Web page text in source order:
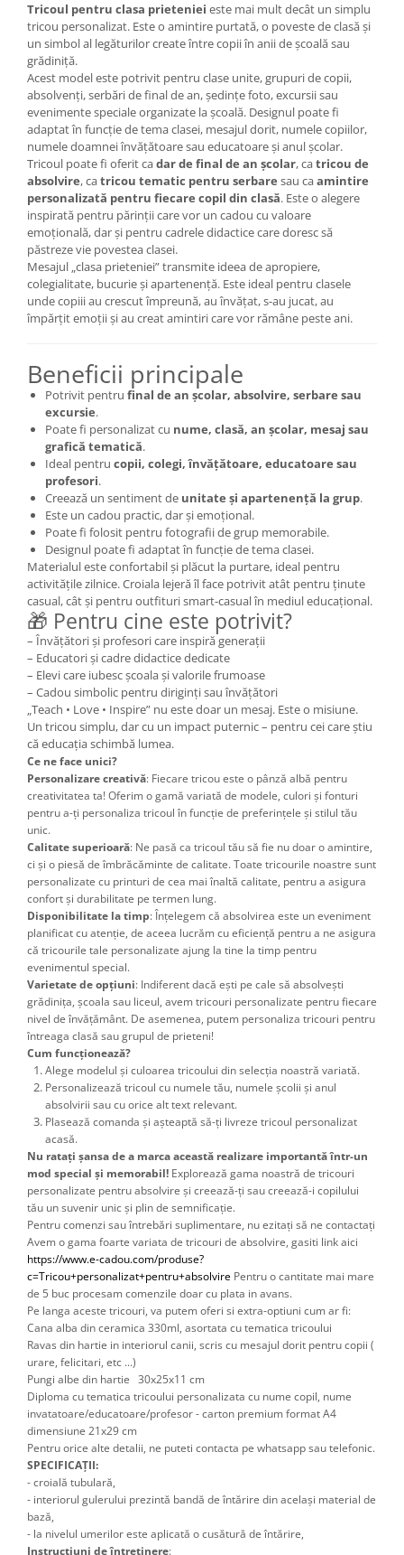
Tricoul pentru clasa prieteniei este mai mult decât un simplu
tricou personalizat. Este o amintire purtată, o poveste de clasă și
un simbol al legăturilor create între copii în anii de școală sau
grădiniță.
Acest model este potrivit pentru clase unite, grupuri de copii,
absolvenți, serbări de final de an, ședințe foto, excursii sau
evenimente speciale organizate la școală. Designul poate fi
adaptat în funcție de tema clasei, mesajul dorit, numele copiilor,
numele doamnei învățătoare sau educatoare și anul școlar.
Tricoul poate fi oferit cadar de final de an școlar, catricou de
absolvire, catricou tematic pentru serbare sau caamintire
personalizată pentru fiecare copil din clasă. Este o alegere
inspirată pentru părinții care vor un cadou cu valoare
emoțională, dar și pentru cadrele didactice care doresc să
păstreze vie povestea clasei.
Mesajul „clasa prieteniei” transmite ideea de apropiere,
colegialitate, bucurie și apartenență. Este ideal pentru clasele
unde copiii au crescut împreună, au învățat, s-au jucat, au
împărțit emoții și au creat amintiri care vor rămâne peste ani.
Beneficii principale
Potrivit pentru final de an școlar, absolvire, serbare sau
excursie.
Poate fi personalizat cu nume, clasă, an școlar, mesaj sau
grafică tematică.
Ideal pentru copii, colegi, învățătoare, educatoare sau
profesori.
Creează un sentiment de unitate și apartenență la grup.
Este un cadou practic, dar și emoțional.
Poate fi folosit pentru fotografii de grup memorabile.
Designul poate fi adaptat în funcție de tema clasei.
Materialul este confortabil și plăcut la purtare, ideal pentru
activitățile zilnice. Croiala lejeră îl face potrivit atât pentru ținute
casual, cât și pentru outfituri smart-casual în mediul educațional.
🎁 Pentru cine este potrivit?
– Învățători și profesori care inspiră generații
– Educatori și cadre didactice dedicate
– Elevi care iubesc școala și valorile frumoase
– Cadou simbolic pentru diriginți sau învățători
„Teach • Love • Inspire” nu este doar un mesaj. Este o misiune.
Un tricou simplu, dar cu un impact puternic – pentru cei care știu
că educația schimbă lumea.
Ce ne face unici?
Personalizare creativă: Fiecare tricou este o pânză albă pentru
creativitatea ta! Oferim o gamă variată de modele, culori și fonturi
pentru a-ți personaliza tricoul în funcție de preferințele și stilul tău
unic.
Calitate superioară: Ne pasă ca tricoul tău să fie nu doar o amintire,
ci și o piesă de îmbrăcăminte de calitate. Toate tricourile noastre sunt
personalizate cu printuri de cea mai înaltă calitate, pentru a asigura
confort și durabilitate pe termen lung.
Disponibilitate la timp: Înțelegem că absolvirea este un eveniment
planificat cu atenție, de aceea lucrăm cu eficiență pentru a ne asigura
că tricourile tale personalizate ajung la tine la timp pentru
evenimentul special.
Varietate de opțiuni: Indiferent dacă ești pe cale să absolvești
grădinița, școala sau liceul, avem tricouri personalizate pentru fiecare
nivel de învățământ. De asemenea, putem personaliza tricouri pentru
întreaga clasă sau grupul de prieteni!
Cum funcționează?
Alege modelul și culoarea tricoului din selecția noastră variată.
Personalizează tricoul cu numele tău, numele școlii și anul
absolvirii sau cu orice alt text relevant.
Plasează comanda și așteaptă să-ți livreze tricoul personalizat
acasă.
Nu ratați șansa de a marca această realizare importantă într-un
mod special și memorabil! Explorează gama noastră de tricouri
personalizate pentru absolvire și creează-ți sau creează-i copilului
tău un suvenir unic și plin de semnificație.
Pentru comenzi sau întrebări suplimentare, nu ezitați să ne contactați
https://www.e-cadou.com/produse?
c=Tricou+personalizat+pentru+absolvire Pentru o cantitate mai mare
de 5 buc procesam comenzile doar cu plata in avans.
Pe langa aceste tricouri, va putem oferi si extra-optiuni cum ar fi:
Cana alba din ceramica 330ml, asortata cu tematica tricoului
Ravas din hartie in interiorul canii, scris cu mesajul dorit pentru copii (
urare, felicitari, etc ...)
Pungi albe din hartie 30x25x11 cm
Diploma cu tematica tricoului personalizata cu nume copil, nume
invatatoare/educatoare/profesor - carton premium format A4
dimensiune 21x29 cm
Pentru orice alte detalii, ne puteti contacta pe whatsapp sau telefonic.
SPECIFICAȚII:
- croială tubulară,
- interiorul gulerului prezintă bandă de întărire din același material de
bază,
- la nivelul umerilor este aplicată o cusătură de întărire,
Instrucțiuni de întreținere: